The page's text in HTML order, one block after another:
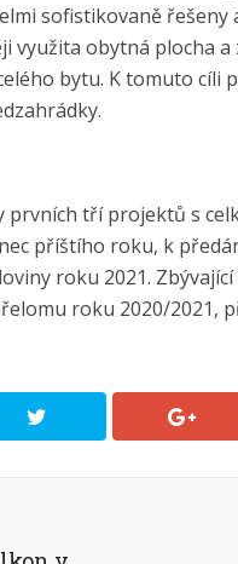
sofistikovaně řešeny
využita obytná plocha
bytu. K tomuto cíli
prvních tří projektů s
příštího roku, k
roku 2021.
roku 2020/2021,